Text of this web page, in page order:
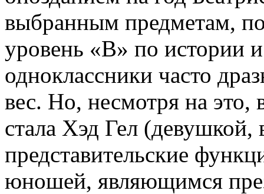
выбранным предметам,
уровень «B» по истории
одноклассники часто
вес. Но, несмотря на это,
стала Хэд Гел
представительские
юношей, являющимся